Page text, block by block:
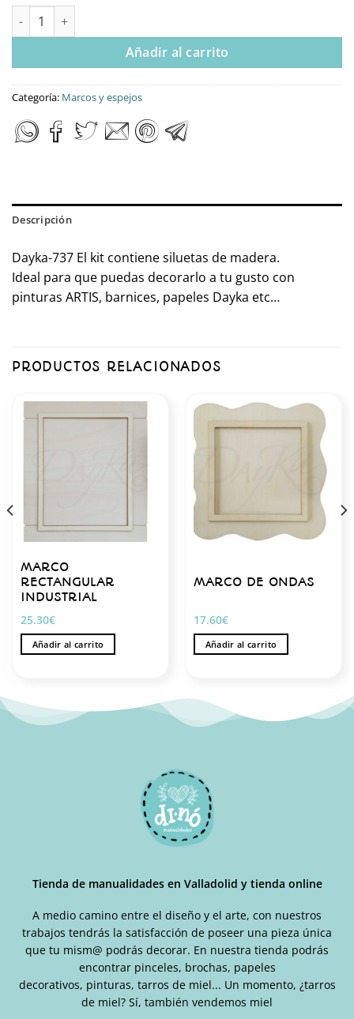
KIT DIY DAYKA MARCO ESPEJO FRANJAS cantidad
Añadir al carrito
Categoría: Marcos y espejos
Descripción
Dayka-737 El kit contiene siluetas de madera.
Ideal para que puedas decorarlo a tu gusto con
pinturas ARTIS, barnices, papeles Dayka etc…
PRODUCTOS RELACIONADOS
MARCO
RECTANGULAR
INDUSTRIAL
25.30€
Añadir al carrito
MARCO DE ONDAS
17.60€
Añadir al carrito
Tienda de manualidades en Valladolid y tienda online
A medio camino entre el diseño y el arte, con nuestros
trabajos tendrás la satisfacción de poseer una pieza única
que tu mism@ podrás decorar. En nuestra tienda podrás
encontrar pinceles, brochas, papeles
decorativos, pinturas, tarros de miel... Un momento, ¿tarros
de miel? Sí, también vendemos miel